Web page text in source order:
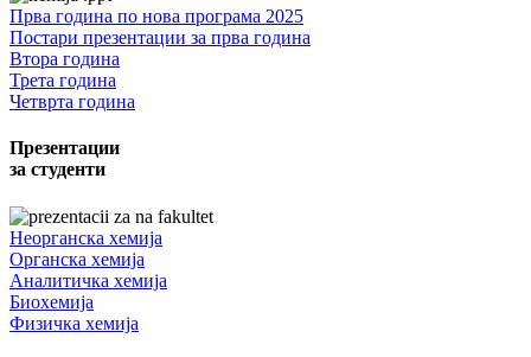
Прва година по нова програма 2025
Постари презентации за прва година
Втора година
Трета година
Четврта година
Презентации
за студенти
Неорганска хемија
Органска хемија
Аналитичка хемија
Биохемија
Физичка хемија